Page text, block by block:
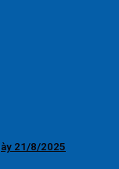
21/8/2025